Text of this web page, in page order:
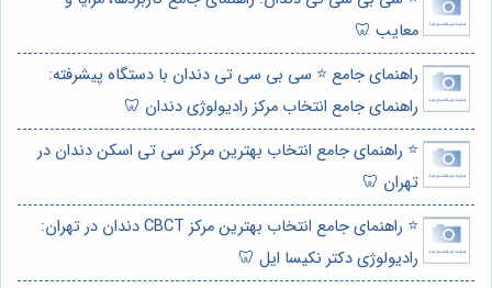
معایب 🦷
راهنمای جامع ⭐️ سی بی سی تی دندان با دستگاه پیشرفته:
راهنمای جامع انتخاب مرکز رادیولوژی دندان 🦷
⭐️ راهنمای جامع انتخاب بهترین مرکز سی تی اسکن دندان در
تهران 🦷
⭐️ راهنمای جامع انتخاب بهترین مرکز CBCT دندان در تهران:
رادیولوژی دکتر نکیسا ایل 🦷